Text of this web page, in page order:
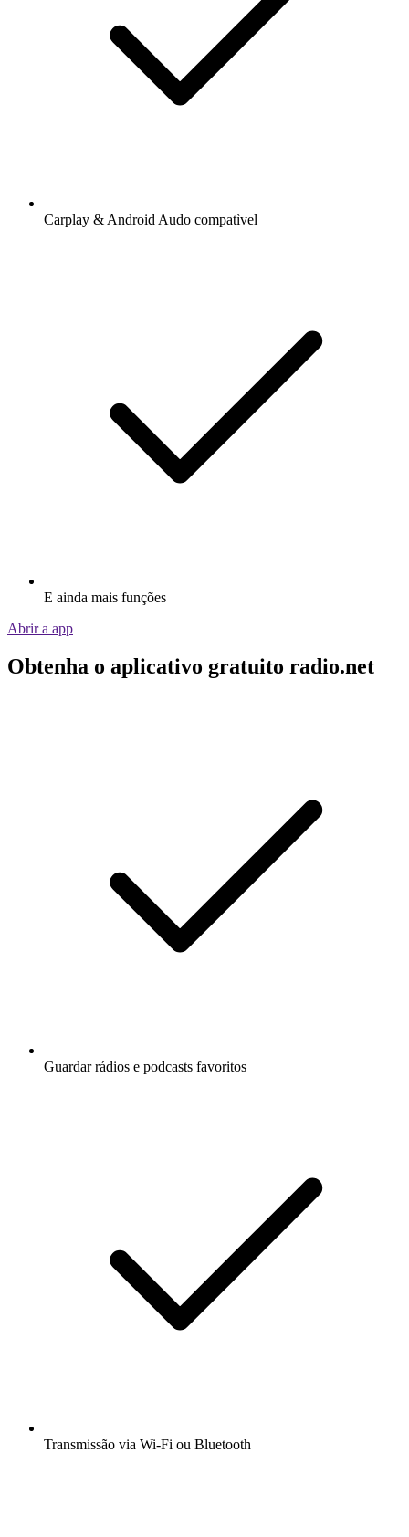
Carplay & Android Audo compatìvel
E ainda mais funções
Abrir a app
Obtenha o aplicativo gratuito radio.net
Guardar rádios e podcasts favoritos
Transmissão via Wi-Fi ou Bluetooth